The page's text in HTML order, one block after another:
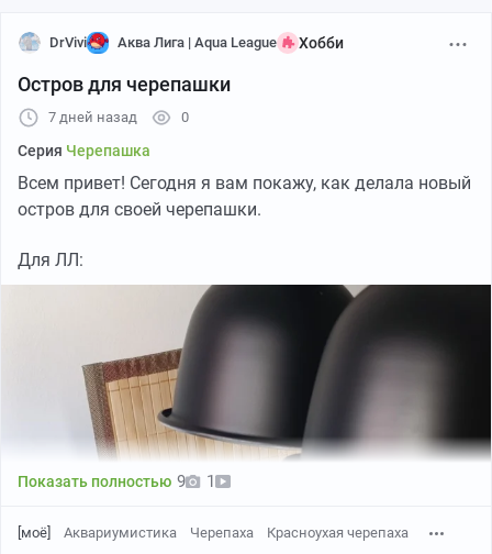
DrVivi Аква Лига | Aqua League Хобби
Остров для черепашки
7 дней назад 0
Серия Черепашка
Всем привет! Сегодня я вам покажу, как делала новый
остров для своей черепашки.
Для ЛЛ:
Показать полностью 9 1
[моё] Аквариумистика Черепаха Красноухая черепаха